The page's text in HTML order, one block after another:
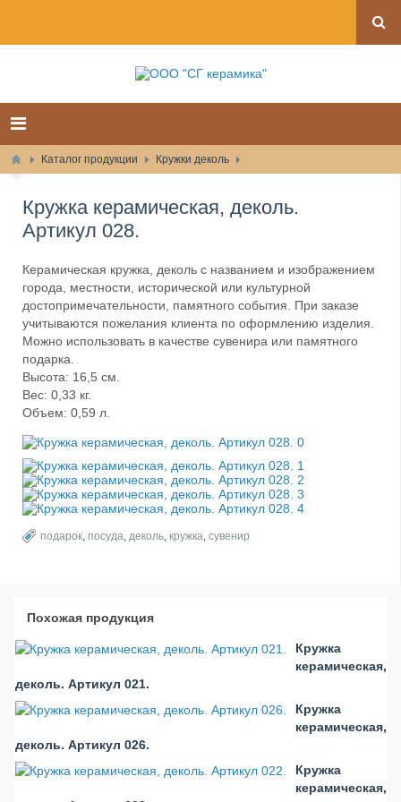
Каталог продукции Кружки деколь
Кружка керамическая, деколь.
Артикул 028.
Керамическая кружка, деколь с названием и изображением
города, местности, исторической или культурной
достопримечательности, памятного события. При заказе
учитываются пожелания клиента по оформлению изделия.
Можно использовать в качестве сувенира или памятного
подарка.
Высота: 16,5 см.
Вес: 0,33 кг.
Объем: 0,59 л.
подарок, посуда, деколь, кружка, сувенир
Похожая продукция
Кружка
керамическая,
деколь. Артикул 021.
Кружка
керамическая,
деколь. Артикул 026.
Кружка
керамическая,